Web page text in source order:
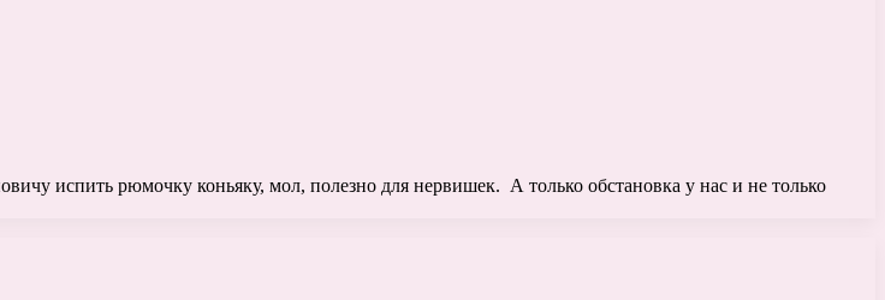
испить рюмочку коньяку, мол, полезно для нервишек. А только обстановка у нас и не только